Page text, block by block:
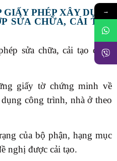
PHÉP XÂY DỰNG
SỬA CHỮA, CẢI TẠO
sửa chữa, cải tạo công
giấy tờ chứng minh về
công trình, nhà ở theo
của bộ phận, hạng mục
nghị được cải tạo.
→